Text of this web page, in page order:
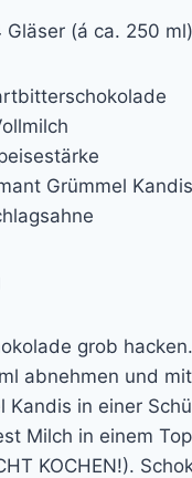
(á ca. 250 ml)
Grümmel Kandis
grob
abnehmen und
Kandis in einer
Milch in einem
KOCHEN!).